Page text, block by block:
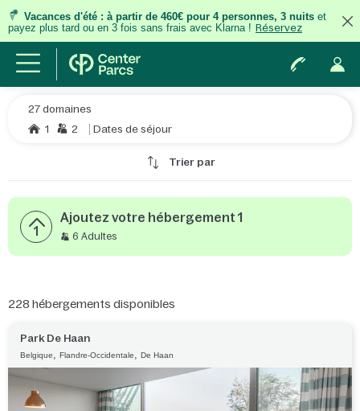
Vacances d'été : à partir de 460€ pour 4 personnes, 3 nuits et
payez plus tard ou en 3 fois sans frais avec Klarna ! Réservez
27 domaines
1
2 Dates de séjour
Trier par
1
Ajoutez votre hébergement 1
6 Adultes
228 hébergements disponibles
Park De Haan
Belgique, Flandre-Occidentale, De Haan